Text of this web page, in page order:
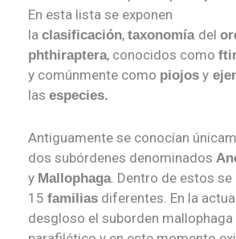
En esta lista se exponen
la clasificación, taxonomía del
phthiraptera, conocidos como
y comúnmente como piojos y
las especies.
Antiguamente se conocían
dos subórdenes denominados
y Mallophaga. Dentro de estos se
15 familias diferentes. En la
desgloso el suborden mallophaga